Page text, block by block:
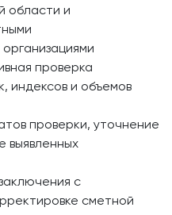
области и
проверка
индексов и объемов
проверки, уточнение
выявленных
с
сметной